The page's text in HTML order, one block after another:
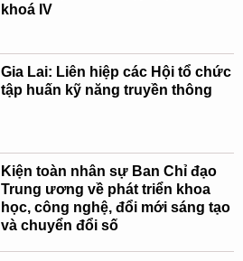
khoá IV
Gia Lai: Liên hiệp các Hội tổ chức
tập huấn kỹ năng truyền thông
Kiện toàn nhân sự Ban Chỉ đạo
Trung ương về phát triển khoa
học, công nghệ, đổi mới sáng tạo
và chuyển đổi số